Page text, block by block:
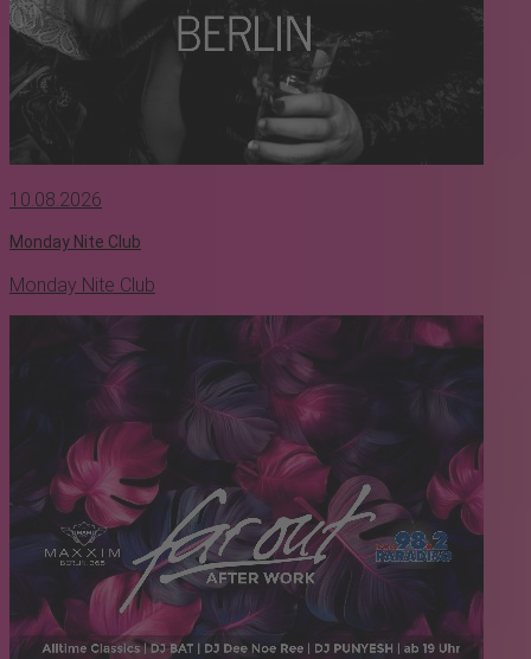
10.08.2026
Monday Nite Club
Monday Nite Club